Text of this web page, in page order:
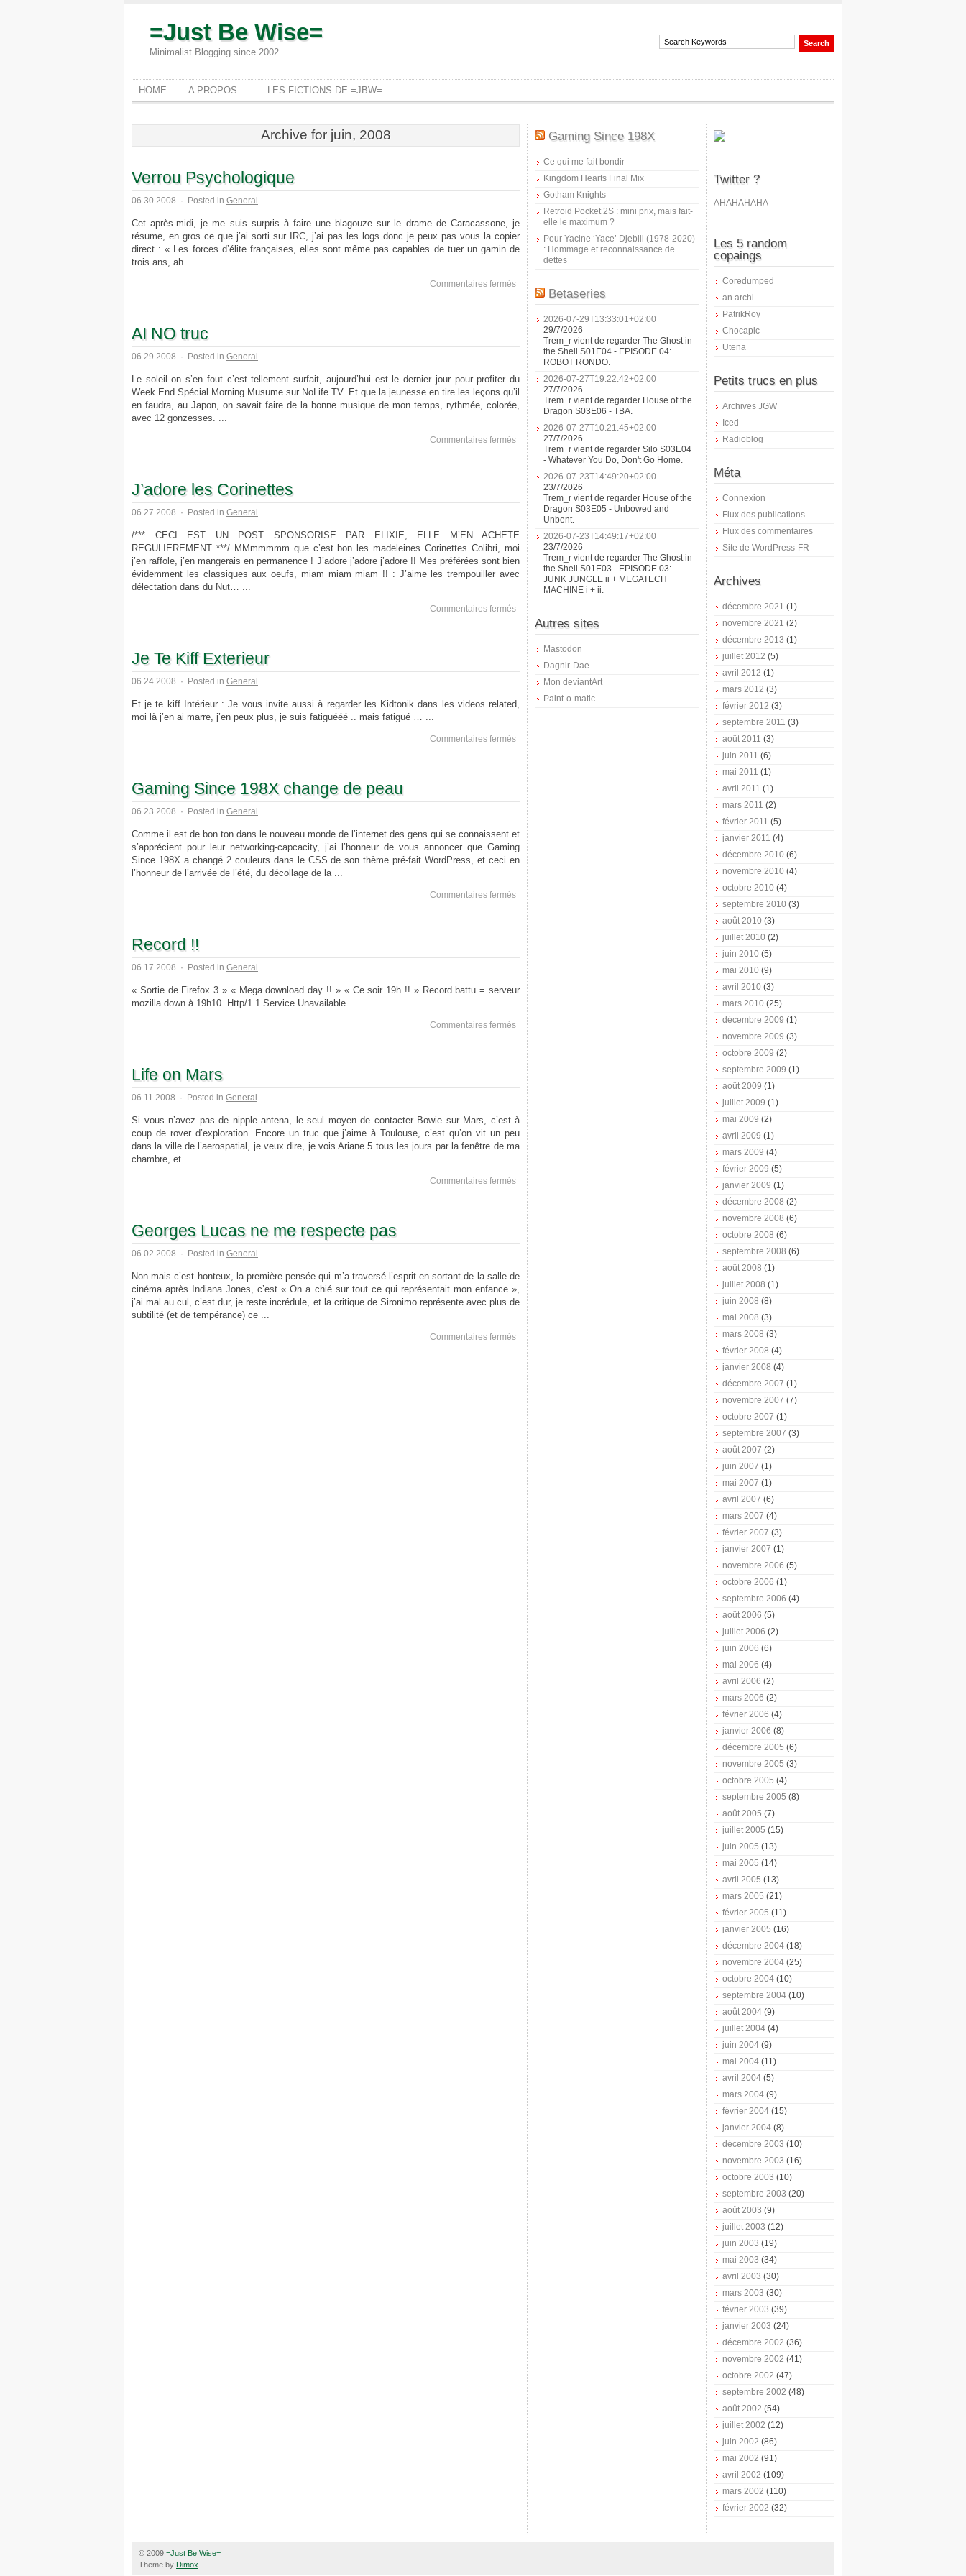
=Just Be Wise=
Minimalist Blogging since 2002
HOME A PROPOS .. LES FICTIONS DE =JBW=
Archive for juin, 2008
Verrou Psychologique
06.30.2008 · Posted in General
Cet après-midi, je me suis surpris à faire une blagouze sur le drame de Caracassone, je
résume, en gros ce que j’ai sorti sur IRC, j’ai pas les logs donc je peux pas vous la copier
direct : « Les forces d’élite françaises, elles sont même pas capables de tuer un gamin de
trois ans, ah ...
Commentaires ferméssur
Verrou
Psychologique
AI NO truc
06.29.2008 · Posted in General
Le soleil on s’en fout c’est tellement surfait, aujourd’hui est le dernier jour pour profiter du
Week End Spécial Morning Musume sur NoLife TV. Et que la jeunesse en tire les leçons qu’il
en faudra, au Japon, on savait faire de la bonne musique de mon temps, rythmée, colorée,
avec 12 gonzesses. ...
Commentaires ferméssur
NO
truc
J’adore les Corinettes
06.27.2008 · Posted in General
/*** CECI EST UN POST SPONSORISE PAR ELIXIE, ELLE M’EN ACHETE
REGULIEREMENT ***/ MMmmmmm que c’est bon les madeleines Corinettes Colibri, moi
j’en raffole, j’en mangerais en permanence ! J’adore j’adore j’adore !! Mes préférées sont bien
évidemment les classiques aux oeufs, miam miam miam !! : J’aime les trempouiller avec
délectation dans du Nut… ...
Commentaires ferméssur
J’adore
Corinettes
Je Te Kiff Exterieur
06.24.2008 · Posted in General
Et je te kiff Intérieur : Je vous invite aussi à regarder les Kidtonik dans les videos related,
moi là j’en ai marre, j’en peux plus, je suis fatiguééé .. mais fatigué … ...
Commentaires ferméssur
Kiff
Exterieur
Gaming Since 198X change de peau
06.23.2008 · Posted in General
Comme il est de bon ton dans le nouveau monde de l’internet des gens qui se connaissent et
s’apprécient pour leur networking-capcacity, j’ai l’honneur de vous annoncer que Gaming
Since 198X a changé 2 couleurs dans le CSS de son thème pré-fait WordPress, et ceci en
l’honneur de l’arrivée de l’été, du décollage de la ...
Commentaires ferméssur
Gaming
Since
198X
change
peau
Record !!
06.17.2008 · Posted in General
« Sortie de Firefox 3 » « Mega download day !! » « Ce soir 19h !! » Record battu = serveur
mozilla down à 19h10. Http/1.1 Service Unavailable ...
Commentaires ferméssur
Record
Life on Mars
06.11.2008 · Posted in General
Si vous n’avez pas de nipple antena, le seul moyen de contacter Bowie sur Mars, c’est à
coup de rover d’exploration. Encore un truc que j’aime à Toulouse, c’est qu’on vit un peu
dans la ville de l’aerospatial, je veux dire, je vois Ariane 5 tous les jours par la fenêtre de ma
chambre, et ...
Commentaires ferméssur
Life
Mars
Georges Lucas ne me respecte pas
06.02.2008 · Posted in General
Non mais c’est honteux, la première pensée qui m’a traversé l’esprit en sortant de la salle de
cinéma après Indiana Jones, c’est « On a chié sur tout ce qui représentait mon enfance »,
j’ai mal au cul, c’est dur, je reste incrédule, et la critique de Sironimo représente avec plus de
subtilité (et de tempérance) ce ...
Commentaires ferméssur
Georges
Lucas
me
respecte
pas
Gaming Since 198X
Ce qui me fait bondir
Kingdom Hearts Final Mix
Gotham Knights
Retroid Pocket 2S : mini prix, mais fait-
elle le maximum ?
Pour Yacine ‘Yace’ Djebili (1978-2020)
: Hommage et reconnaissance de
dettes
Betaseries
2026-07-29T13:33:01+02:00
29/7/2026
Trem_r vient de regarder The Ghost in
the Shell S01E04 - EPISODE 04:
ROBOT RONDO.
2026-07-27T19:22:42+02:00
27/7/2026
Trem_r vient de regarder House of the
Dragon S03E06 - TBA.
2026-07-27T10:21:45+02:00
27/7/2026
Trem_r vient de regarder Silo S03E04
- Whatever You Do, Don't Go Home.
2026-07-23T14:49:20+02:00
23/7/2026
Trem_r vient de regarder House of the
Dragon S03E05 - Unbowed and
Unbent.
2026-07-23T14:49:17+02:00
23/7/2026
Trem_r vient de regarder The Ghost in
the Shell S01E03 - EPISODE 03:
JUNK JUNGLE ii + MEGATECH
MACHINE i + ii.
Autres sites
Mastodon
Dagnir-Dae
Mon deviantArt
Paint-o-matic
Twitter ?
AHAHAHAHA
Les 5 random
copaings
Coredumped
an.archi
PatrikRoy
Chocapic
Utena
Petits trucs en plus
Archives JGW
Iced
Radioblog
Méta
Connexion
Flux des publications
Flux des commentaires
Site de WordPress-FR
Archives
décembre 2021 (1)
novembre 2021 (2)
décembre 2013 (1)
juillet 2012 (5)
avril 2012 (1)
mars 2012 (3)
février 2012 (3)
septembre 2011 (3)
août 2011 (3)
juin 2011 (6)
mai 2011 (1)
avril 2011 (1)
mars 2011 (2)
février 2011 (5)
janvier 2011 (4)
décembre 2010 (6)
novembre 2010 (4)
octobre 2010 (4)
septembre 2010 (3)
août 2010 (3)
juillet 2010 (2)
juin 2010 (5)
mai 2010 (9)
avril 2010 (3)
mars 2010 (25)
décembre 2009 (1)
novembre 2009 (3)
octobre 2009 (2)
septembre 2009 (1)
août 2009 (1)
juillet 2009 (1)
mai 2009 (2)
avril 2009 (1)
mars 2009 (4)
février 2009 (5)
janvier 2009 (1)
décembre 2008 (2)
novembre 2008 (6)
octobre 2008 (6)
septembre 2008 (6)
août 2008 (1)
juillet 2008 (1)
juin 2008 (8)
mai 2008 (3)
mars 2008 (3)
février 2008 (4)
janvier 2008 (4)
décembre 2007 (1)
novembre 2007 (7)
octobre 2007 (1)
septembre 2007 (3)
août 2007 (2)
juin 2007 (1)
mai 2007 (1)
avril 2007 (6)
mars 2007 (4)
février 2007 (3)
janvier 2007 (1)
novembre 2006 (5)
octobre 2006 (1)
septembre 2006 (4)
août 2006 (5)
juillet 2006 (2)
juin 2006 (6)
mai 2006 (4)
avril 2006 (2)
mars 2006 (2)
février 2006 (4)
janvier 2006 (8)
décembre 2005 (6)
novembre 2005 (3)
octobre 2005 (4)
septembre 2005 (8)
août 2005 (7)
juillet 2005 (15)
juin 2005 (13)
mai 2005 (14)
avril 2005 (13)
mars 2005 (21)
février 2005 (11)
janvier 2005 (16)
décembre 2004 (18)
novembre 2004 (25)
octobre 2004 (10)
septembre 2004 (10)
août 2004 (9)
juillet 2004 (4)
juin 2004 (9)
mai 2004 (11)
avril 2004 (5)
mars 2004 (9)
février 2004 (15)
janvier 2004 (8)
décembre 2003 (10)
novembre 2003 (16)
octobre 2003 (10)
septembre 2003 (20)
août 2003 (9)
juillet 2003 (12)
juin 2003 (19)
mai 2003 (34)
avril 2003 (30)
mars 2003 (30)
février 2003 (39)
janvier 2003 (24)
décembre 2002 (36)
novembre 2002 (41)
octobre 2002 (47)
septembre 2002 (48)
août 2002 (54)
juillet 2002 (12)
juin 2002 (86)
mai 2002 (91)
avril 2002 (109)
mars 2002 (110)
février 2002 (32)
© 2009 =Just Be Wise=
Theme by Dimox